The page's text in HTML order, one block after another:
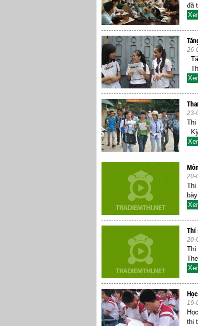
đã
26-
23-
Thi
20-
Thi
Thí
20-
Thí
19-
thi